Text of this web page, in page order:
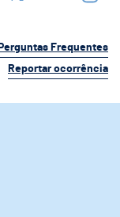
Perguntas Frequentes
Reportar ocorrência